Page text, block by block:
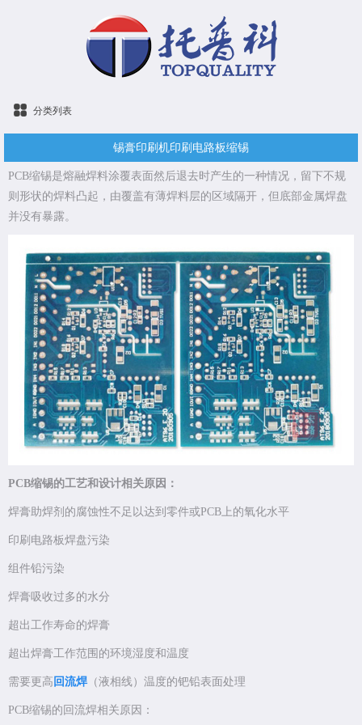
分类列表
锡膏印刷机印刷电路板缩锡
PCB缩锡是熔融焊料涂覆表面然后退去时产生的一种情况，留下不规
则形状的焊料凸起，由覆盖有薄焊料层的区域隔开，但底部金属焊盘
并没有暴露。
PCB缩锡的工艺和设计相关原因：
焊膏助焊剂的腐蚀性不足以达到零件或PCB上的氧化水平
印刷电路板焊盘污染
组件铅污染
焊膏吸收过多的水分
超出工作寿命的焊膏
超出焊膏工作范围的环境湿度和温度
需要更高 回流焊（液相线）温度的钯铅表面处理
PCB缩锡的回流焊相关原因：